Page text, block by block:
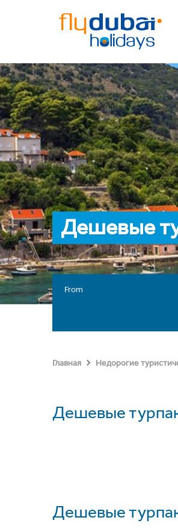
Дешевые
From
Главная Недорогие
Дешевые
Дешевые